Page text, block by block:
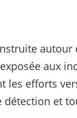
aux
les efforts
détection et